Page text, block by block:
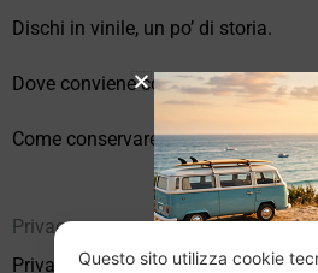
Dischi in vinile, un po’ di storia.
Dove conviene comprare vinili
Come conservare correttamente i
Privacy
Privacy PolicyQuesto sito utilizza cookie